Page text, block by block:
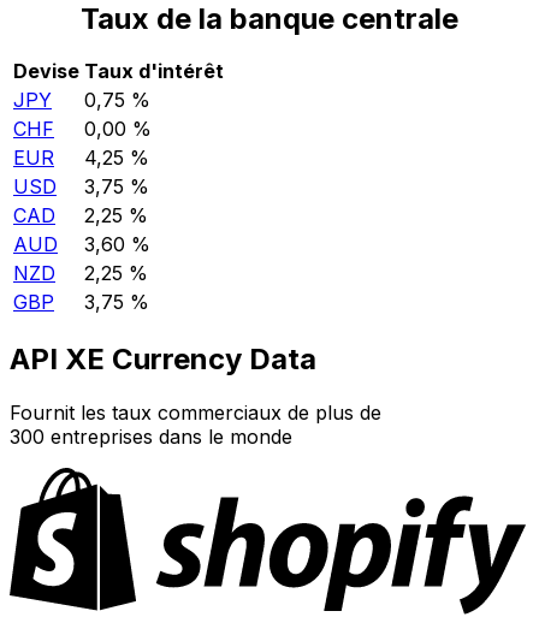
Taux de la banque centrale
Devise Taux d'intérêt
JPY
0,75 %
CHF
0,00 %
EUR
4,25 %
USD
3,75 %
CAD
2,25 %
AUD
3,60 %
NZD
2,25 %
GBP
3,75 %
API XE Currency Data
Fournit les taux commerciaux de plus de
300 entreprises dans le monde